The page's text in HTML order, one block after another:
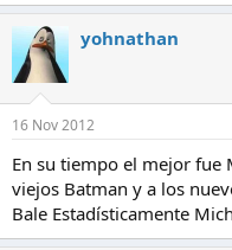
yohnathan
16 Nov 2012
En su tiempo el mejor fue
viejos Batman y a los
Bale Estadísticamente